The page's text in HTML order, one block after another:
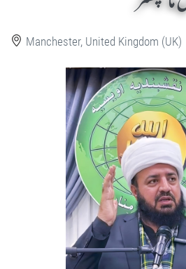
Manchester, United Kingdom (UK)